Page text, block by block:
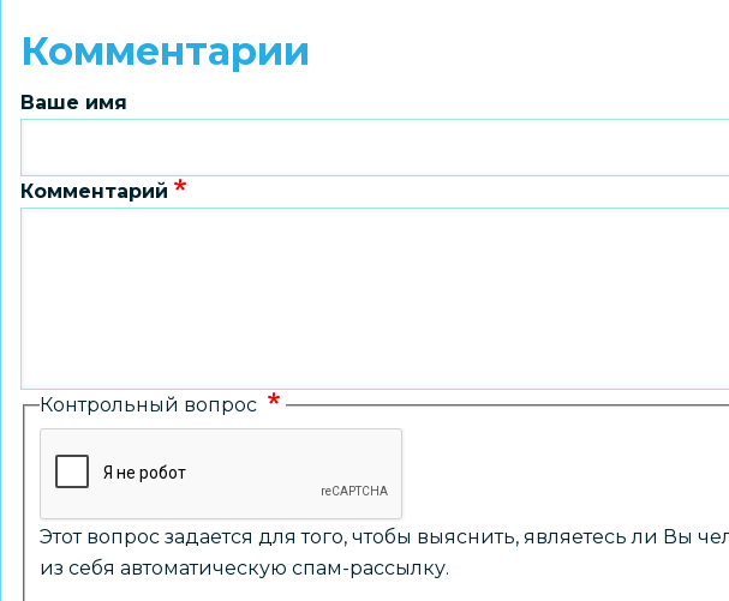
Комментарии
Ваше имя
Комментарий
Контрольный вопрос
Этот вопрос задается для того, чтобы выяснить, являетесь ли Вы
из себя автоматическую спам-рассылку.